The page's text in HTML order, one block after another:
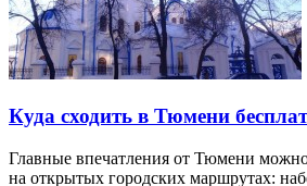
Куда сходить в Тюмени
Главные впечатления от Тюмени
на открытых городских маршрутах: